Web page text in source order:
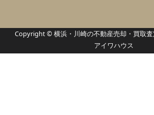
Copyright © 横浜・川崎の不動産売却・買取査
アイワハウス